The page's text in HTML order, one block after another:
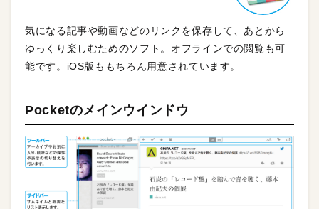
気になる記事や動画などのリンクを保存して、あとから
ゆっくり楽しむためのソフト。オフラインでの閲覧も可
能です。iOS版ももちろん用意されています。
Pocketのメインウインドウ